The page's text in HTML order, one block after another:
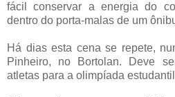
fácil conservar a energia do
dentro do porta-malas de um
Há dias esta cena se repete,
Pinheiro, no Bortolan. Deve
atletas para a olimpíada